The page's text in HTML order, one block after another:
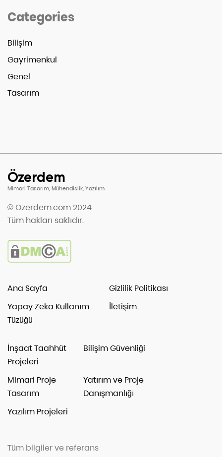
Categories
Bilişim
Gayrimenkul
Genel
Tasarım
Özerdem
Mimari Tasarım, Mühendislik, Yazılım
© Ozerdem.com 2024
Tüm hakları saklıdır.
Ana Sayfa
Gizlilik Politikası
Yapay Zeka Kullanım
Tüzüğü
İletişim
İnşaat Taahhüt
Projeleri
Bilişim Güvenliği
Mimari Proje
Tasarım
Yatırım ve Proje
Danışmanlığı
Yazılım Projeleri
Tüm bilgiler ve referans